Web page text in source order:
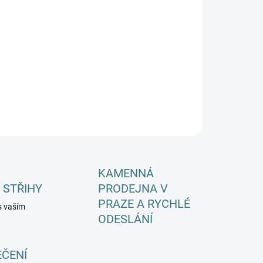
DORUČIT DO:
STŘIHY
vaším
KAMENNÁ
PRODEJNA V
PRAZE A RYCHLÉ
ODESLÁNÍ